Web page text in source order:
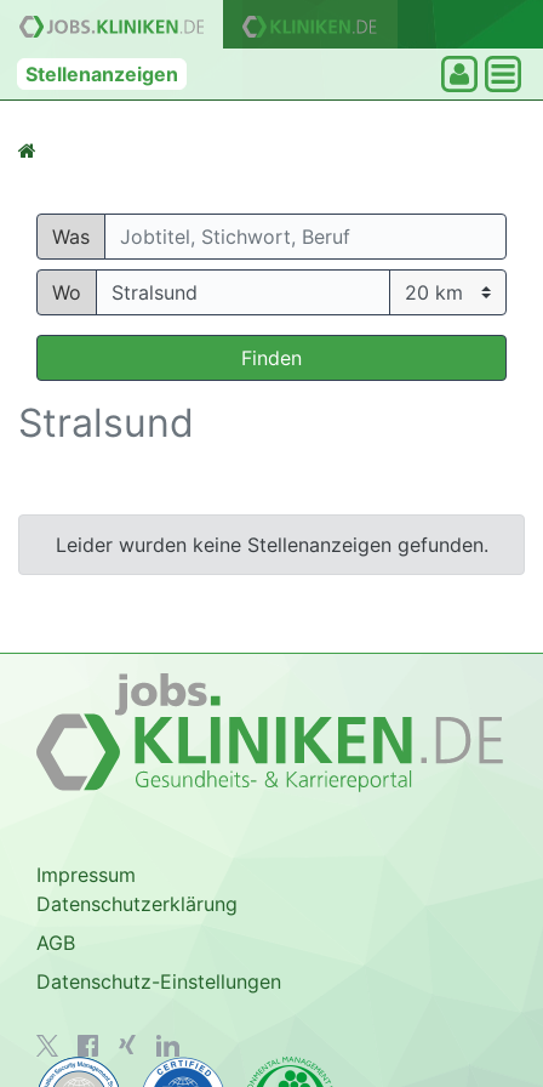
Stellenanzeigen
Was
Wo
Finden
Stralsund
Leider wurden keine Stellenanzeigen gefunden.
Impressum
Datenschutzerklärung
AGB
Datenschutz-Einstellungen